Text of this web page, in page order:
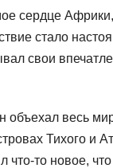
сердце
стало
свои
объехал весь
Тихого и
то новое,